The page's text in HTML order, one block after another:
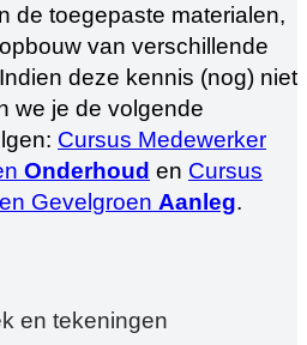
de toegepaste materialen,
van verschillende
deze kennis (nog) niet
we je de volgende
Cursus Medewerker
Onderhoud en Cursus
Gevelgroen Aanleg.
en tekeningen